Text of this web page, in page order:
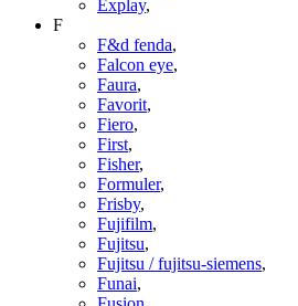
Explay,
F
F&d fenda,
Falcon eye,
Faura,
Favorit,
Fiero,
First,
Fisher,
Formuler,
Frisby,
Fujifilm,
Fujitsu,
Fujitsu / fujitsu-siemens,
Funai,